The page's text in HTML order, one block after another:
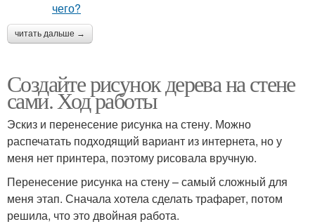
читать дальше →
Создайте рисунок дерева на стене
сами. Ход работы
Эскиз и перенесение рисунка на стену. Можно
распечатать подходящий вариант из интернета, но у
меня нет принтера, поэтому рисовала вручную.
Перенесение рисунка на стену – самый сложный для
меня этап. Сначала хотела сделать трафарет, потом
решила, что это двойная работа.